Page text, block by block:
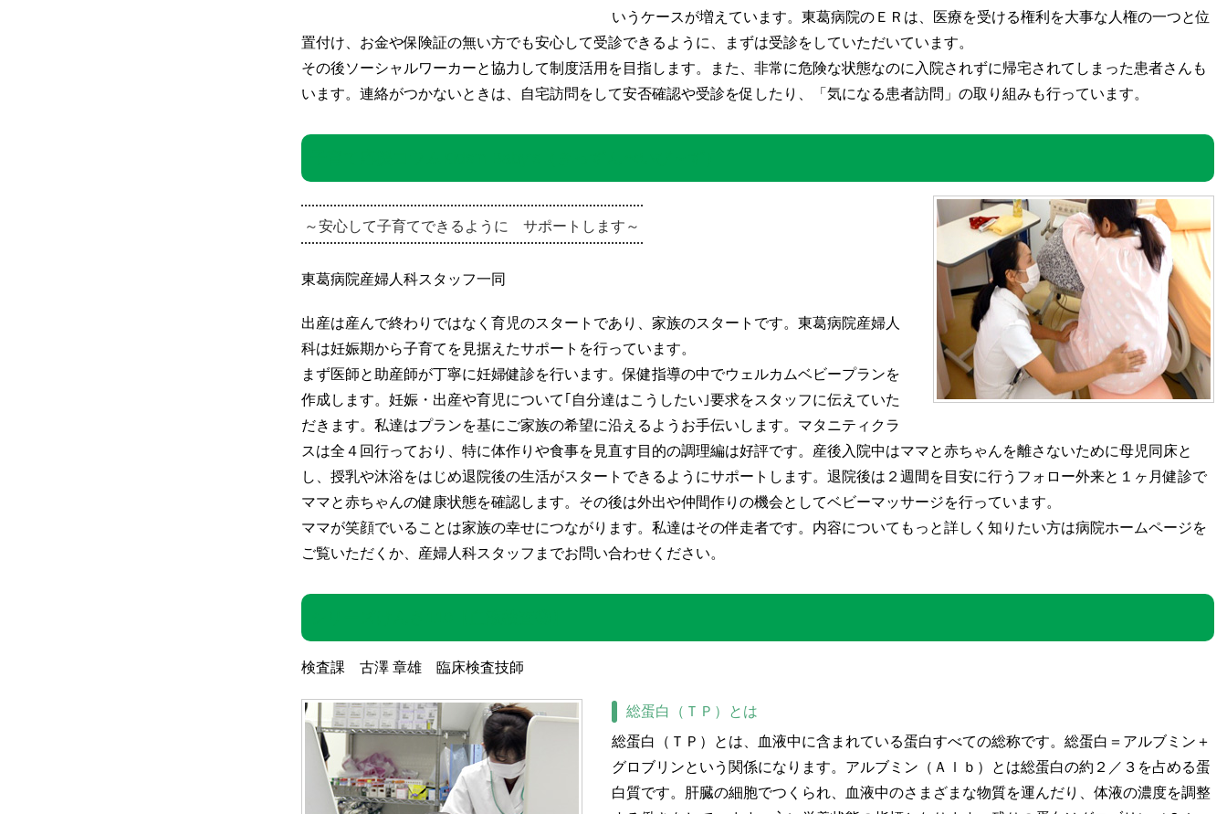
いうケースが増えています。東葛病院のＥＲは、医療を受ける権利を大事な人権の一つと位
置付け、お金や保険証の無い方でも安心して受診できるように、まずは受診をしていただいています。
その後ソーシャルワーカーと協力して制度活用を目指します。また、非常に危険な状態なのに入院されずに帰宅されてしまった患者さんも
います。連絡がつかないときは、自宅訪問をして安否確認や受診を促したり、「気になる患者訪問」の取り組みも行っています。
～安心して子育てできるように サポートします～
東葛病院産婦人科スタッフ一同
出産は産んで終わりではなく育児のスタートであり、家族のスタートです。東葛病院産婦人
科は妊娠期から子育てを見据えたサポートを行っています。
まず医師と助産師が丁寧に妊婦健診を行います。保健指導の中でウェルカムベビープランを
作成します。妊娠・出産や育児について｢自分達はこうしたい｣要求をスタッフに伝えていた
だきます。私達はプランを基にご家族の希望に沿えるようお手伝いします。マタニティクラ
スは全４回行っており、特に体作りや食事を見直す目的の調理編は好評です。産後入院中はママと赤ちゃんを離さないために母児同床と
し、授乳や沐浴をはじめ退院後の生活がスタートできるようにサポートします。退院後は２週間を目安に行うフォロー外来と１ヶ月健診で
ママと赤ちゃんの健康状態を確認します。その後は外出や仲間作りの機会としてベビーマッサージを行っています。
ママが笑顔でいることは家族の幸せにつながります。私達はその伴走者です。内容についてもっと詳しく知りたい方は病院ホームページを
ご覧いただくか、産婦人科スタッフまでお問い合わせください。
検査課 古澤 章雄 臨床検査技師
総蛋白（ＴＰ）とは
総蛋白（ＴＰ）とは、血液中に含まれている蛋白すべての総称です。総蛋白＝アルブミン＋
グロブリンという関係になります。アルブミン（Ａｌｂ）とは総蛋白の約２／３を占める蛋
白質です。肝臓の細胞でつくられ、血液中のさまざまな物質を運んだり、体液の濃度を調整